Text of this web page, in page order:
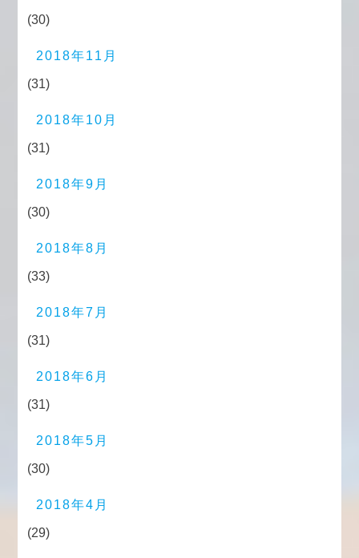
(30)
2018年11月
(31)
2018年10月
(31)
2018年9月
(30)
2018年8月
(33)
2018年7月
(31)
2018年6月
(31)
2018年5月
(30)
2018年4月
(29)